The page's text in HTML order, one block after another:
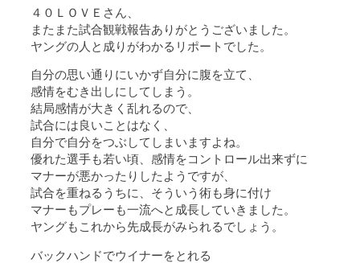
４０ＬＯＶＥさん、
またまた試合観戦報告ありがとうございました。
ヤングの人と成りがわかるリポートでした。
自分の思い通りにいかず自分に腹を立て、
感情をむき出しにしてしまう。
結局感情が大きく乱れるので、
試合には良いことはなく、
自分で自分をつぶしてしまいますよね。
優れた選手も若い頃、感情をコントロール出来ずに
マナーが悪かったりしたようですが、
試合を重ねるうちに、そういう術も身に付け
マナーもプレーも一流へと成長していきました。
ヤングもこれから先成長がみられるでしょう。
バックハンドでウイナーをとれる